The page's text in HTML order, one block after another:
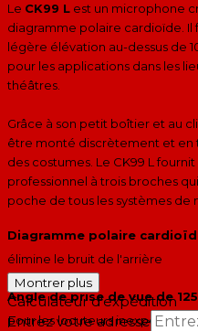
Le CK99 L est un microphone
diagramme polaire cardioïde. Il
légère élévation au-dessus de
pour les applications dans les
théâtres.
Grâce à son petit boîtier et au
être monté discrètement et en
des costumes. Le CK99 L
professionnel à trois broches
poche de tous les systèmes de
Diagramme polaire
élimine le bruit de l'arrière
Angle de prise de vue de
pour les locuteurs
Montrer plus
Calculateur d'expédition
Entrez votre adresse